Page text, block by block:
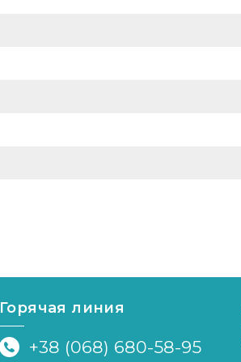
Горячая линия
+38 (068) 680-58-95